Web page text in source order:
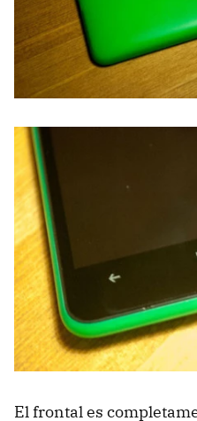
El frontal es